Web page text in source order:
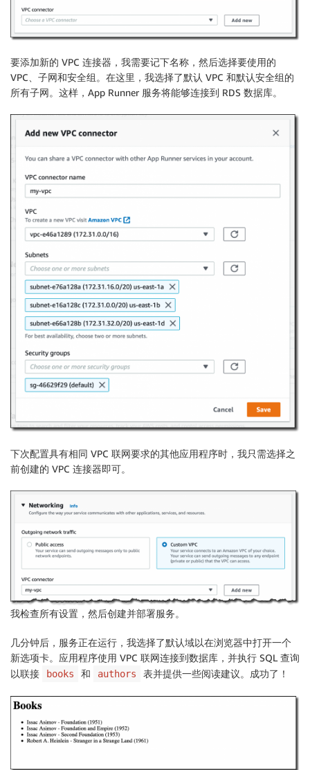
要添加新的 VPC 连接器，我需要记下名称，然后选择要使用的
VPC、子网和安全组。在这里，我选择了默认 VPC 和默认安全组的
所有子网。这样，App Runner 服务将能够连接到 RDS 数据库。
下次配置具有相同 VPC 联网要求的其他应用程序时，我只需选择之
前创建的 VPC 连接器即可。
我检查所有设置，然后创建并部署服务。
几分钟后，服务正在运行，我选择了默认域以在浏览器中打开一个
新选项卡。应用程序使用 VPC 联网连接到数据库，并执行 SQL 查询
以联接
books 和 authors 表并提供一些阅读建议。成功了！